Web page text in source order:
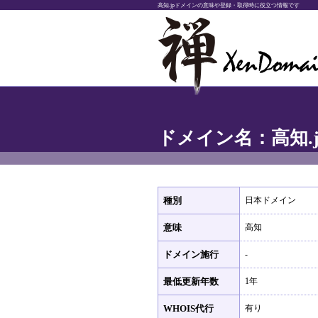
高知.jpドメインの意味や登録・取得時に役立つ情報です
ドメイン名：高知
種別 日本ドメイン
意味 高知
ドメイン施行 -
最低更新年数 1年
WHOIS代行 有り